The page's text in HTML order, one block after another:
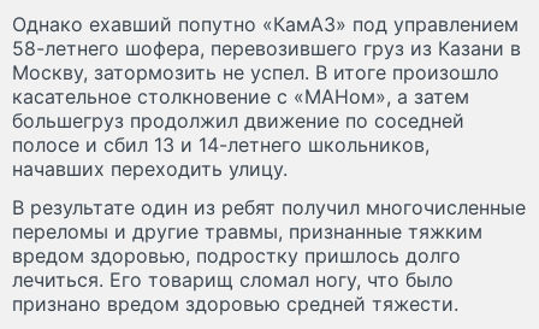
Однако ехавший попутно «КамАЗ» под управлением
58-летнего шофера, перевозившего груз из Казани в
Москву, затормозить не успел. В итоге произошло
касательное столкновение с «МАНом», а затем
большегруз продолжил движение по соседней
полосе и сбил 13 и 14-летнего школьников,
начавших переходить улицу.
В результате один из ребят получил многочисленные
переломы и другие травмы, признанные тяжким
вредом здоровью, подростку пришлось долго
лечиться. Его товарищ сломал ногу, что было
признано вредом здоровью средней тяжести.